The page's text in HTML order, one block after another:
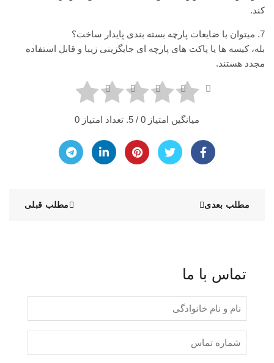
کند.
7. میتوان با ضایعات پارچه بسته بندی پایدار ساخت؟
بله، کیسه ها یا پاکت های پارچه ای جایگزینی زیبا و قابل استفاده
مجدد هستند.
میانگین امتیاز 0 / 5. تعداد امتیاز 0
مطلب قبلی مطلب بعدی
تماس با ما
نام
و
نام
خانوادگی
شماره
تماس